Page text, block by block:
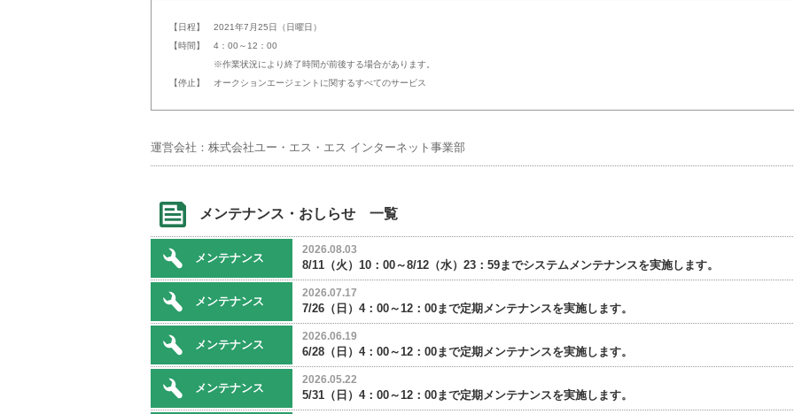
【日程】 2021年7月25日（日曜日）
【時間】 4：00～12：00
※作業状況により終了時間が前後する場合があります。
【停止】 オークションエージェントに関するすべてのサービス
運営会社：株式会社ユー・エス・エス インターネット事業部
メンテナンス・おしらせ 一覧
メンテナンス
2026.08.03
8/11（火）10：00～8/12（水）23：59までシステムメンテナンスを実施します。
メンテナンス
2026.07.17
7/26（日）4：00～12：00まで定期メンテナンスを実施します。
メンテナンス
2026.06.19
6/28（日）4：00～12：00まで定期メンテナンスを実施します。
メンテナンス
2026.05.22
5/31（日）4：00～12：00まで定期メンテナンスを実施します。